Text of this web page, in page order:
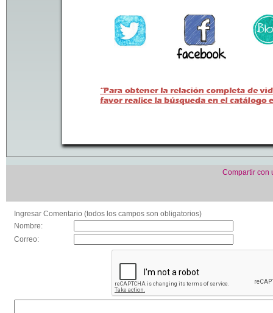
Compartir con
Ingresar Comentario (todos los campos son obligatorios)
Nombre:
Correo: